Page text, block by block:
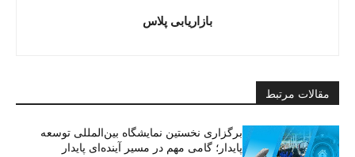
بازاریابی پلاس
مقالات مرتبط
برگزاری نخستین نمایشگاه بین‌المللی توسعه
پایدار؛ گامی مهم در مسیر آینده‌ای پایدار